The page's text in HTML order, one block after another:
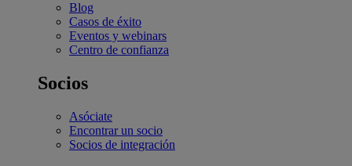
Blog
Casos de éxito
Eventos y webinars
Centro de confianza
Socios
Asóciate
Encontrar un socio
Socios de integración